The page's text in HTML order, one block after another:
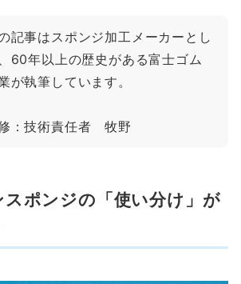
記事はスポンジ加工メーカーとし
60年以上の歴史がある富士ゴム
が執筆しています。
：技術責任者 牧野
ポンジの「使い分け」が